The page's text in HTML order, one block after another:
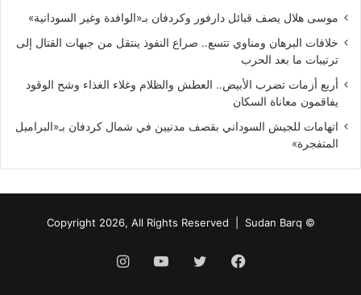
موسى هلال يصف قبائل دارفور وكردفان بـ«الوافدة وغير السودانية»
خلافات البرهان ومناوي تتسع.. صراع النفوذ ينتقل من جبهات القتال إلى
ترتيبات ما بعد الحرب
أربع أزمات تضرب الأبيض.. العطش والظلام وغلاء الغذاء وشح الوقود
يفاقمون معاناة السكان
اتهامات للجيش السوداني بقصف مدنيين في شمال كردفان بـ«البراميل
المتفجرة»
© Copyright 2026, All Rights Reserved |
Sudan Barq
فيسبوك تويتر يوتيوبانستقرام